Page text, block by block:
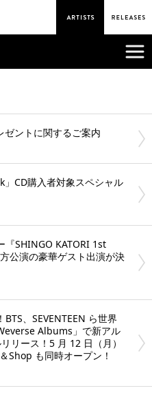
ントに関するご案内
CD購入者対象スペシャル
『SHINGO KATORI 1st
公演の豪華ゲスト出演が決
、SEVENTEEN ら世界
Albums」で新アル
リース！5 月 12 日（月）
Shop も同時オープン！